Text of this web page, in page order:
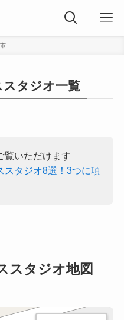
タジオ一覧
覧いただけます
スタジオ8選！3つに項
スタジオ地図